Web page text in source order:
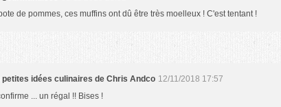
de pommes, ces muffins ont dû être très moelleux ! C'est tentant !
petites idées culinaires de Chris Andco 12/11/2018 17:57
... un régal !! Bises !